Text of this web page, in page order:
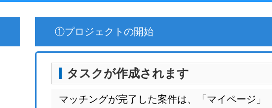
①プロジェクトの開始
タスクが作成されます
マッチングが完了した案件は、「マイペー